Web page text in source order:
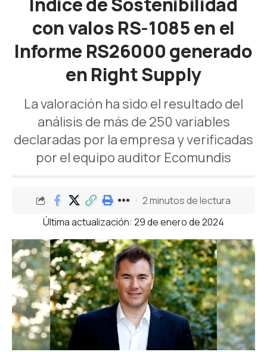
con valos RS-1085 en el
Informe RS26000 generado
en Right Supply
La valoración ha sido el resultado del
análisis de más de 250 variables
declaradas por la empresa y verificadas
por el equipo auditor Ecomundis
Última actualización: 29 de enero de 2024
2 minutos de lectura